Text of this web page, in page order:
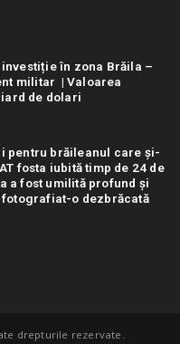
în zona Brăila –
militar | Valoarea
de dolari
pentru brăileanul care și-
fosta iubită timp de 24 de
a fost umilită profund și
fotografiat-o dezbrăcată
drepturile rezervate.